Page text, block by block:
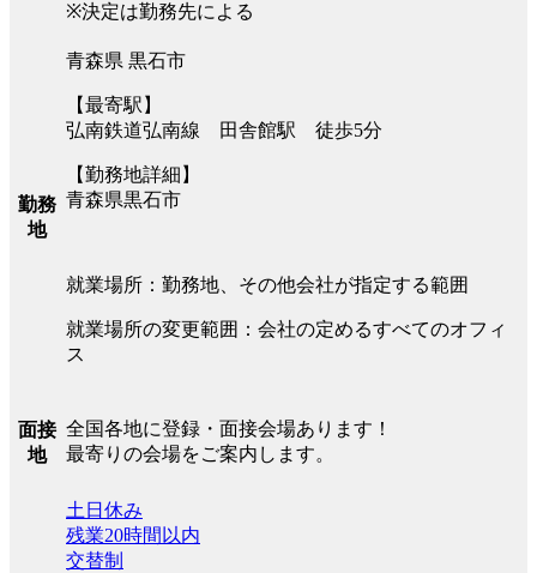
※決定は勤務先による
勤務
地
青森県 黒石市
【最寄駅】
弘南鉄道弘南線 田舎館駅 徒歩5分
【勤務地詳細】
青森県黒石市
就業場所：勤務地、その他会社が指定する範囲
就業場所の変更範囲：会社の定めるすべてのオフィ
ス
面接
地
全国各地に登録・面接会場あります！
最寄りの会場をご案内します。
土日休み
残業20時間以内
交替制